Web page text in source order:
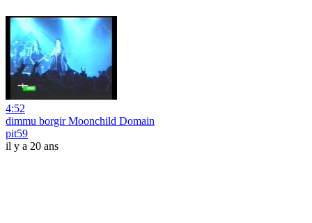
4:52
dimmu borgir Moonchild Domain
pit59
il y a 20 ans